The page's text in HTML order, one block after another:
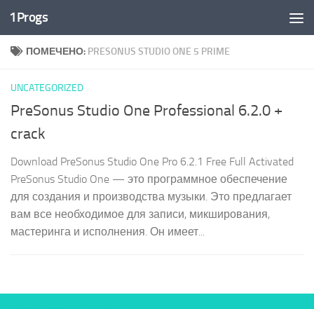
Перейти к содержимому
1Progs
ПОМЕЧЕНО: PRESONUS STUDIO ONE 5 PRIME
UNCATEGORIZED
PreSonus Studio One Professional 6.2.0 +
crack
Download PreSonus Studio One Pro 6.2.1 Free Full Activated
PreSonus Studio One — это программное обеспечение
для создания и производства музыки. Это предлагает
вам все необходимое для записи, микширования,
мастеринга и исполнения. Он имеет...